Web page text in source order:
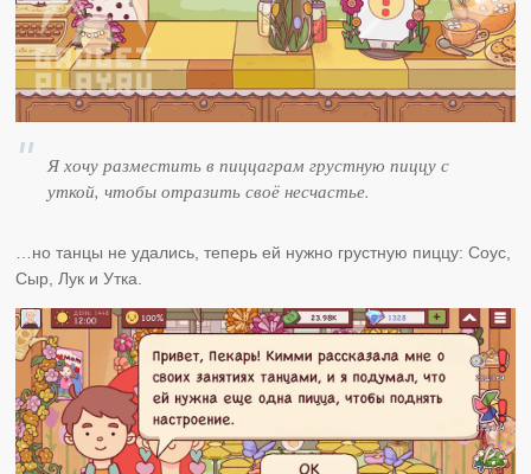
Я хочу разместить в пиццаграм грустную пиццу с
уткой, чтобы отразить своё несчастье.
…но танцы не удались, теперь ей нужно грустную пиццу: Соус,
Сыр, Лук и Утка.